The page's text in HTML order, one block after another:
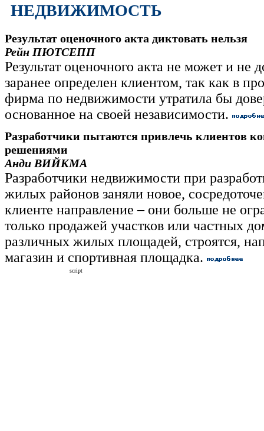
НЕДВИЖИМОСТЬ
Результат оценочного акта диктовать нельзя
Рейн ПЮТСЕПП
Результат оценочного акта не может и не
заранее определен клиентом, так как в
фирма по недвижимости утратила бы
основанное на своей независимости.
Разработчики пытаются привлечь клиентов
решениями
Анди ВИЙКМА
Разработчики недвижимости при
жилых районов заняли новое,
клиенте направление – они больше не
только продажей участков или частных
различных жилых площадей, строятся,
магазин и спортивная площадка.
script